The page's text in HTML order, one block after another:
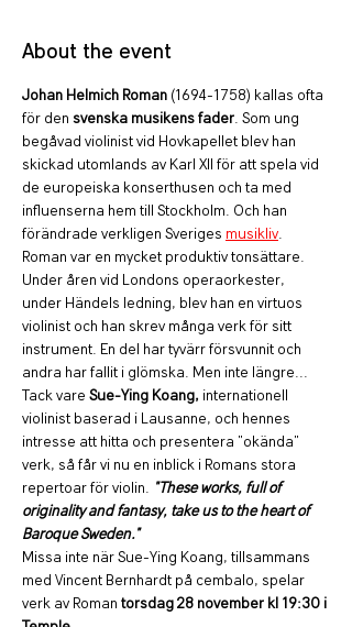
About the event
Johan Helmich Roman (1694-1758) kallas ofta
för den svenska musikens fader. Som ung
begåvad violinist vid Hovkapellet blev han
skickad utomlands av Karl XII för att spela vid
de europeiska konserthusen och ta med
influenserna hem till Stockholm. Och han
förändrade verkligen Sveriges musikliv.
Roman var en mycket produktiv tonsättare.
Under åren vid Londons operaorkester,
under Händels ledning, blev han en virtuos
violinist och han skrev många verk för sitt
instrument. En del har tyvärr försvunnit och
andra har fallit i glömska. Men inte längre...
Tack vare Sue-Ying Koang, internationell
violinist baserad i Lausanne, och hennes
intresse att hitta och presentera "okända"
verk, så får vi nu en inblick i Romans stora
repertoar för violin. "These works, full of
originality and fantasy, take us to the heart of
Baroque Sweden."
Missa inte när Sue-Ying Koang, tillsammans
med Vincent Bernhardt på cembalo, spelar
verk av Roman torsdag 28 november kl 19:30 i